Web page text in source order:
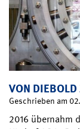
VON
Geschrieben am
2016 übernahm